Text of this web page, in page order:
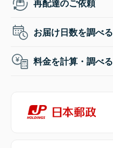
再配達のご依頼
お届け日数を調べる
料金を計算・調べる